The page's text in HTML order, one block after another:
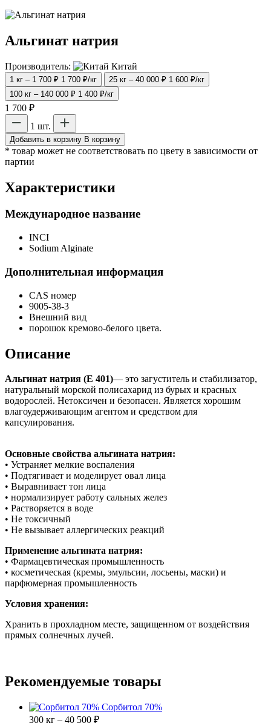
Альгинат натрия
Производитель: Китай
1 кг – 1 700 ₽ 1 700 ₽/кг 25 кг – 40 000 ₽ 1 600 ₽/кг
100 кг – 140 000 ₽ 1 400 ₽/кг
1 700 ₽
1 шт.
Добавить в корзину В корзину
* товар может не соответствовать по цвету в зависимости от
партии
Характеристики
Международное название
INCI
Sodium Alginate
Дополнительная информация
CAS номер
9005-38-3
Внешний вид
порошок кремово-белого цвета.
Описание
Альгинат натрия (Е 401)— это загуститель и стабилизатор,
натуральный морской полисахарид из бурых и красных
водорослей. Нетоксичен и безопасен. Является хорошим
влагоудерживающим агентом и средством для
капсулирования.
Основные свойства альгината натрия:
• Устраняет мелкие воспаления
• Подтягивает и моделирует овал лица
• Выравнивает тон лица
• нормализирует работу сальных желез
• Растворяется в воде
• Не токсичный
• Не вызывает аллергических реакций
Применение альгината натрия:
• Фармацевтическая промышленность
• косметическая (кремы, эмульсии, лосьены, маски) и
парфюмерная промышленность
Условия хранения:
Хранить в прохладном месте, защищенном от воздействия
прямых солнечных лучей.
Рекомендуемые товары
Сорбитол 70%
300 кг – 40 500 ₽